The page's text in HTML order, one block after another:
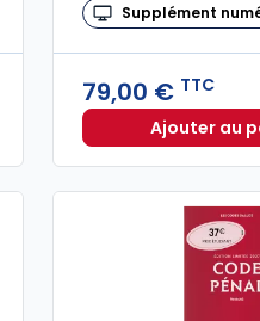
civile 2027 annoté. Édition
Supplément
79,00 € TTC
Ajouter au